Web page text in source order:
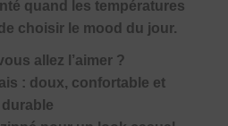
quand les températures
choisir le mood du jour.
allez l’aimer ?
: doux, confortable et
durable